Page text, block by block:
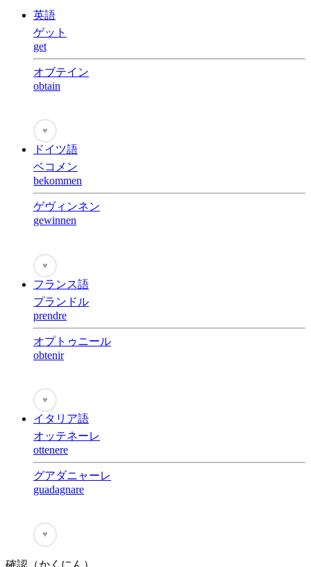
英語
ゲット
get
オブテイン
obtain
♥
ドイツ語
ベコメン
bekommen
ゲヴィンネン
gewinnen
♥
フランス語
プランドル
prendre
オプトゥニール
obtenir
♥
イタリア語
オッテネーレ
ottenere
グアダニャーレ
guadagnare
♥
確認（かくにん）